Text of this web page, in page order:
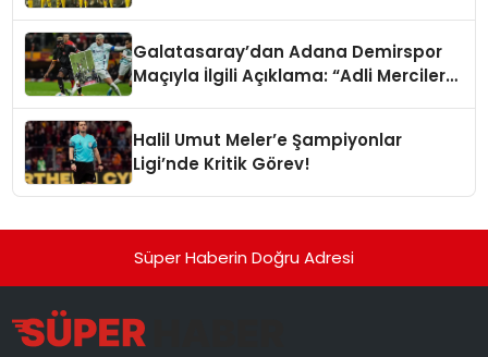
Galatasaray’dan Adana Demirspor
Maçıyla İlgili Açıklama: “Adli Mercilere
Halil Umut Meler’e Şampiyonlar
Ligi’nde Kritik Görev!
Süper Haberin Doğru Adresi